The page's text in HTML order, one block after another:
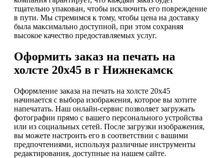
тщательно упакован, чтобы исключить его повреждение
в пути. Мы стремимся к тому, чтобы цена на доставку
была максимально доступной, при этом сохраняя
высокое качество предоставляемых услуг.
Оформить заказ на печать на
холсте 20х45 в г Нижнекамск
Оформление заказа на печать на холсте 20х45
начинается с выбора изображения, которое вы хотите
напечатать. Наш онлайн-сервис позволяет загружать
фотографии прямо с вашего персонального устройства
или из социальных сетей. После загрузки изображения,
вы можете настроить его в соответствии с вашими
предпочтениями, используя различные инструменты
редактирования, доступные на нашем сайте.